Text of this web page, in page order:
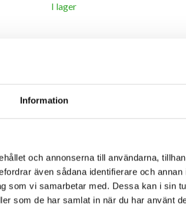
Information
och annonserna till användarna,
även sådana identifierare och annan
som vi samarbetar med. Dessa kan i sin
som de har samlat in när du har använt
I lager